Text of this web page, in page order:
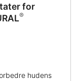
for
®
hudens